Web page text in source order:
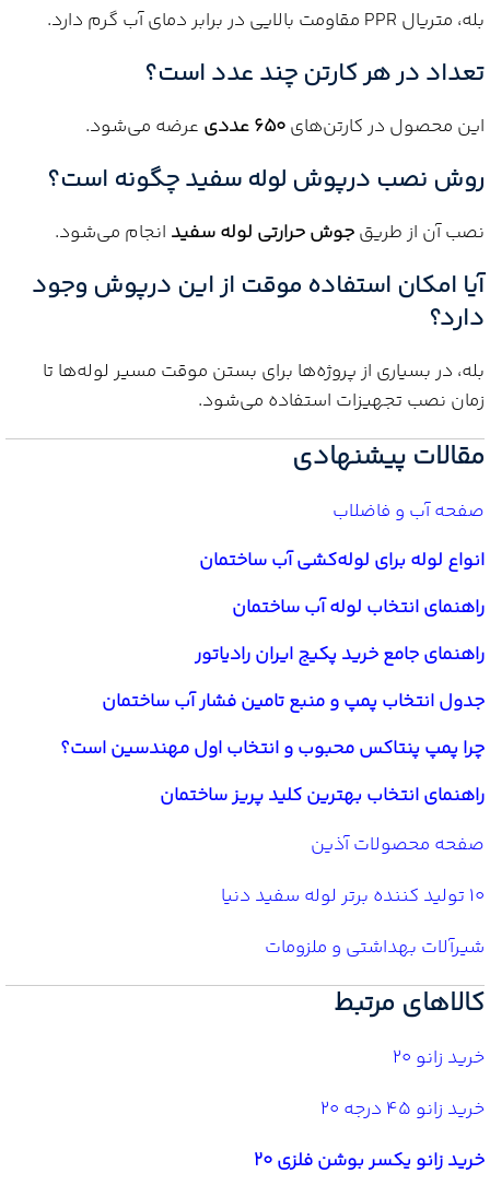
بله، متریال PPR مقاومت بالایی در برابر دمای آب گرم دارد.
تعداد در هر کارتن چند عدد است؟
این محصول در کارتن‌های650 عددی عرضه می‌شود.
روش نصب درپوش لوله سفید چگونه است؟
نصب آن از طریقجوش حرارتی لوله سفید انجام می‌شود.
آیا امکان استفاده موقت از این درپوش وجود
دارد؟
بله، در بسیاری از پروژه‌ها برای بستن موقت مسیر لوله‌ها تا
زمان نصب تجهیزات استفاده می‌شود.
مقالات پیشنهادی
صفحه آب و فاضلاب
انواع لوله برای لوله‌کشی آب ساختمان
راهنمای انتخاب لوله آب ساختمان
راهنمای جامع خرید پکیج ایران رادیاتور
جدول انتخاب پمپ و منبع تامین فشار آب ساختمان
چرا پمپ پنتاکس محبوب و انتخاب اول مهندسین است؟
راهنمای انتخاب بهترین کلید پریز ساختمان
صفحه محصولات آذین
10 تولید کننده برتر لوله سفید دنیا
شیرآلات بهداشتی و ملزومات
کالاهای مرتبط
خرید زانو 20
خرید زانو 45 درجه 20
خرید زانو یکسر بوشن فلزی 20